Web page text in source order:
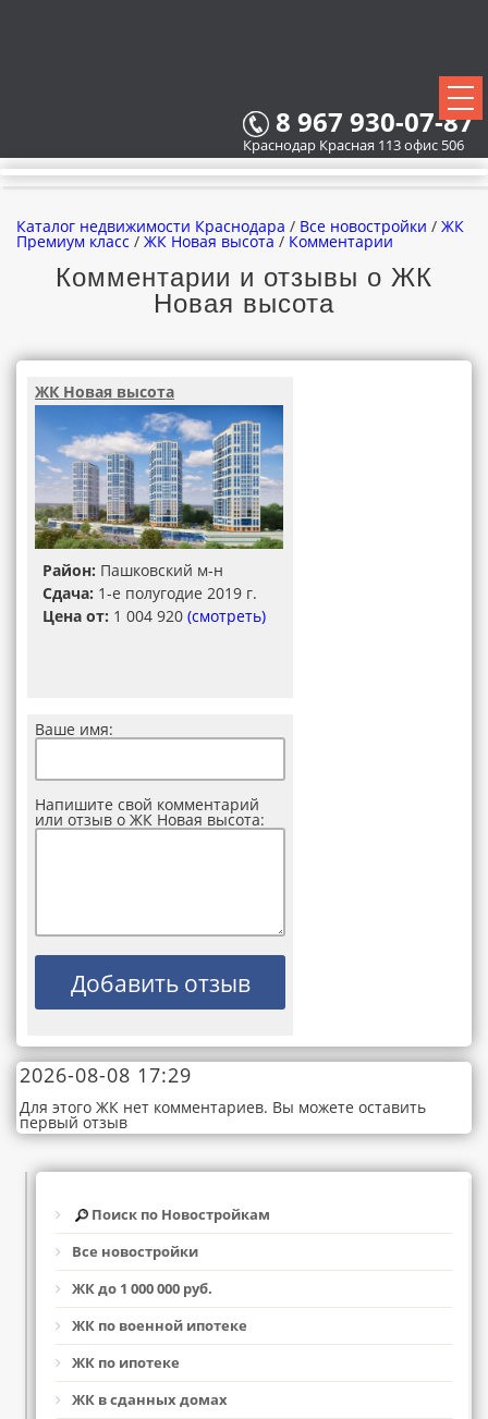
8 967 930-07-87
Краснодар Красная 113 офис 506
ВСЕ НОВОСТРОЙКИ
КАРТА НОВОСТРОЕК
ВСЕ КОТТЕДЖНЫЕ ПОСЕЛКИ
Каталог недвижимости Краснодара / Все новостройки / ЖК
Премиум класс / ЖК Новая высота / Комментарии
Комментарии и отзывы о ЖК
Новая высота
ЖК Новая высота
Район: Пашковский м-н
Сдача: 1-е полугодие 2019 г.
Цена от: 1 004 920 (смотреть)
Ваше имя:
Напишите свой комментарий
или отзыв о ЖК Новая высота:
2026-08-08 17:29
Для этого ЖК нет комментариев. Вы можете оставить
первый отзыв
Поиск по Новостройкам
Все новостройки
ЖК до 1 000 000 руб.
ЖК по военной ипотеке
ЖК по ипотеке
ЖК в сданных домах